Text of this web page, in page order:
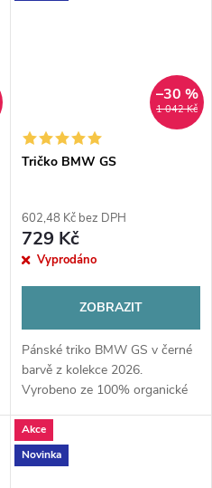
1 042 Kč
–30 %
Tričko BMW GS
602,48 Kč bez DPH
729 Kč
Vyprodáno
ZOBRAZIT
Pánské triko BMW GS v černé
barvě z kolekce 2026.
Vyrobeno ze 100% organické
světlometu GS. Maximální
komfort a ikonický styl pro
fanoušky BMW...
Akce
Novinka